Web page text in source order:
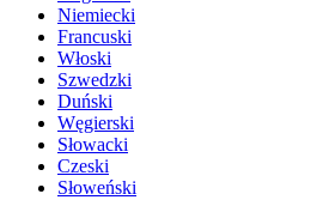
Niemiecki
Francuski
Włoski
Szwedzki
Duński
Węgierski
Słowacki
Czeski
Słoweński